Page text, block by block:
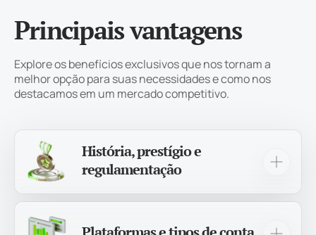
Principais vantagens
Explore os benefícios exclusivos que nos tornam a
melhor opção para suas necessidades e como nos
destacamos em um mercado competitivo.
História, prestígio e
regulamentação
Há mais de 12 anos, somos uma corretora
confiável e experiente, atendendo a mais de
1.000.000 de traders em todo o mundo!